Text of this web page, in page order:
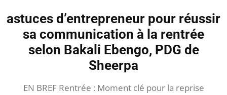
astuces d’entrepreneur pour réussir
sa communication à la rentrée
selon Bakali Ebengo, PDG de
Sheerpa
EN BREF Rentrée : Moment clé pour la reprise